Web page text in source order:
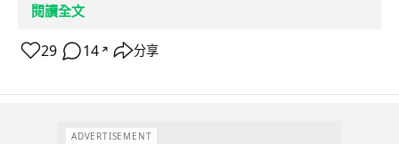
閱讀全文
29 14 ↗ 分享
ADVERTISEMENT